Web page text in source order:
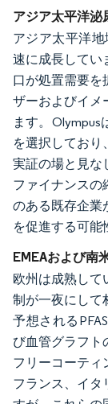
アジア太平洋泌
アジア太平洋地
速に成長してい
口が処置需要を
ザーおよびイメ
ます。Olympus
を選択してお
実証の場と見な
ファイナンスの
のある既存企業
を促進する可能
EMEAおよび南
欧州は成熟して
制が一夜にして
予想される
び血管グラフト
フリーコーティ
フランス、イタ